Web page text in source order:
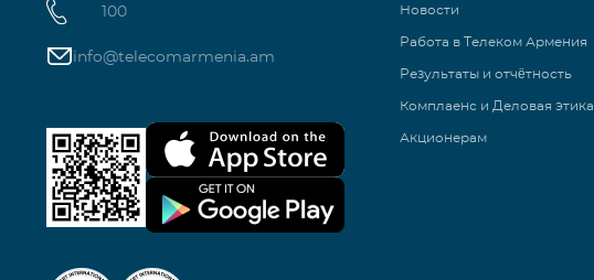
100
info@telecomarmenia.am
Новости
Работа в Телеком Армения
Результаты и отчётность
Комплаенс и Деловая этика
Акционерам